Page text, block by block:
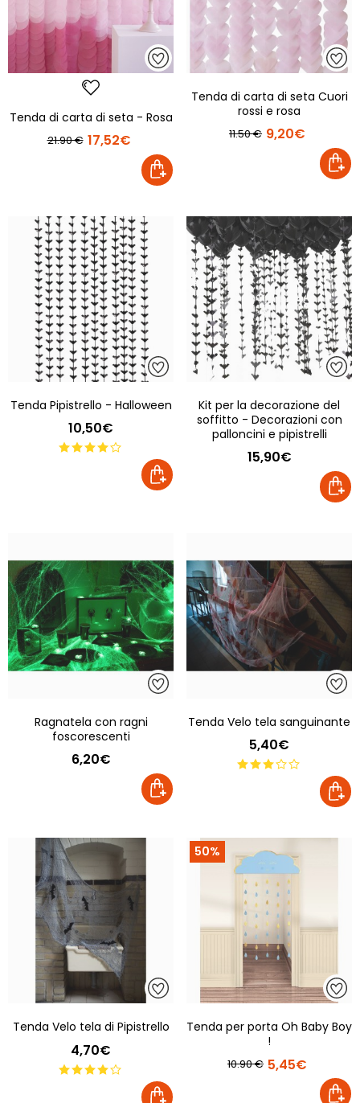
Tenda di carta di seta - Rosa
21.90 € 17,52€
Tenda di carta di seta Cuori
rossi e rosa
11.50 € 9,20€
Tenda Pipistrello - Halloween
10,50€
Kit per la decorazione del
soffitto - Decorazioni con
palloncini e pipistrelli
15,90€
Ragnatela con ragni
foscorescenti
6,20€
Tenda Velo tela sanguinante
5,40€
Tenda Velo tela di Pipistrello
4,70€
50%
Tenda per porta Oh Baby Boy
!
10.90 € 5,45€